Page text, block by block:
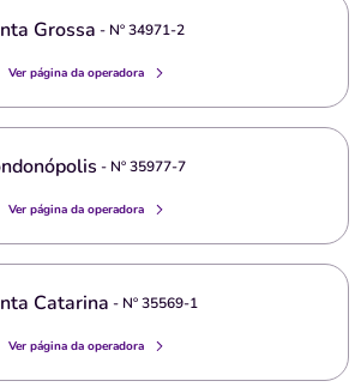
Grossa - Nº34971-2
Ver página da operadora
- Nº35977-7
Ver página da operadora
Catarina - Nº35569-1
Ver página da operadora